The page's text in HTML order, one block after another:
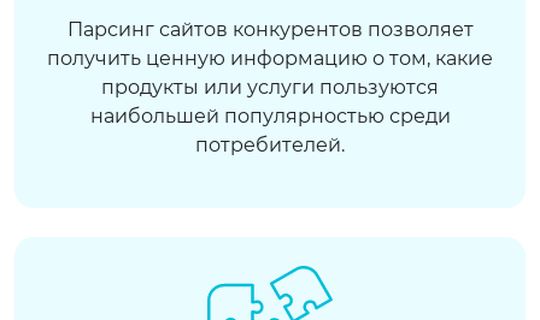
Парсинг сайтов конкурентов позволяет
получить ценную информацию о том, какие
продукты или услуги пользуются
наибольшей популярностью среди
потребителей.